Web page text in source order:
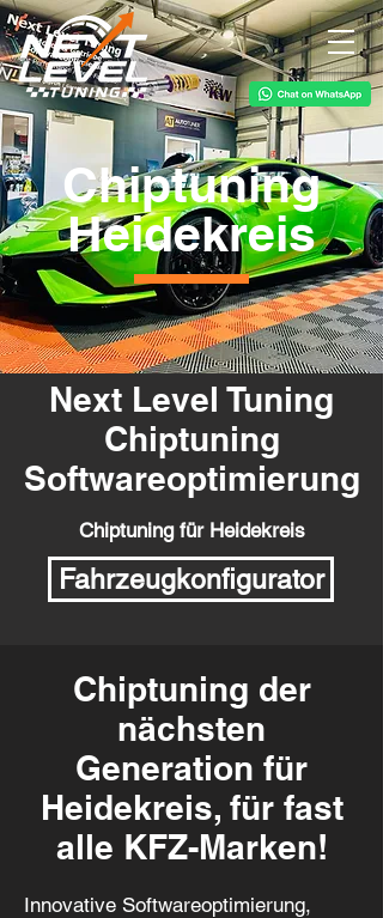
Chiptuning
Heidekreis
Next Level Tuning
Chiptuning
Softwareoptimierung
Chiptuning für Heidekreis
Fahrzeugkonfigurator
Chiptuning der
nächsten
Generation für
Heidekreis, für fast
alle KFZ-Marken!
Innovative Softwareoptimierung,